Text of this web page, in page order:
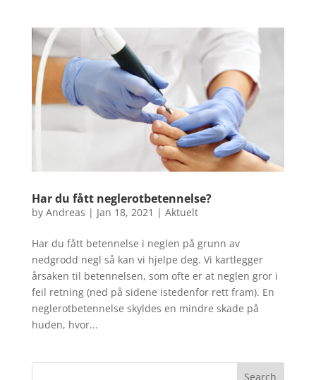
Har du fått neglerotbetennelse?
by Andreas | Jan 18, 2021 | Aktuelt
Har du fått betennelse i neglen på grunn av
nedgrodd negl så kan vi hjelpe deg. Vi kartlegger
årsaken til betennelsen, som ofte er at neglen gror i
feil retning (ned på sidene istedenfor rett fram). En
neglerotbetennelse skyldes en mindre skade på
huden, hvor...